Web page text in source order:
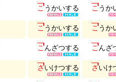
こうかいする こうか
こうかいする こうか
こんざつする こんざ
さいけつする さいけ